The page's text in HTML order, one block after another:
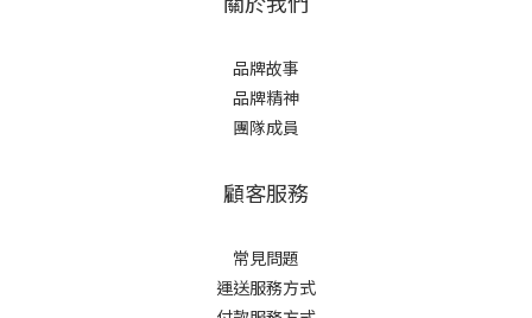
品牌故事
品牌精神
團隊成員
顧客服務
常見問題
運送服務方式